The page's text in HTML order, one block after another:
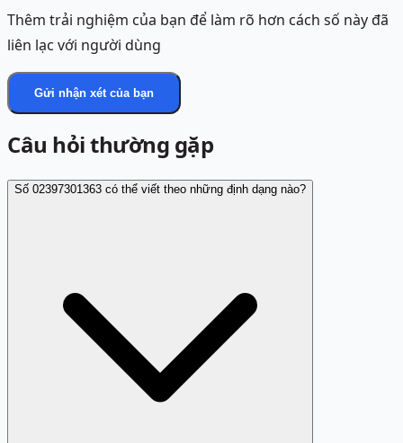
Thêm trải nghiệm của bạn để làm rõ hơn cách số này đã
liên lạc với người dùng
Gửi nhận xét của bạn
Câu hỏi thường gặp
Số 02397301363 có thể viết theo những định dạng nào?